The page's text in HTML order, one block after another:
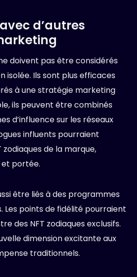
d’autres
doivent pas être considérés
isolée. Ils sont plus efficaces
à une stratégie marketing
ils peuvent être combinés
d’influence sur les réseaux
influents pourraient
zodiaques de la marque,
portée.
être liés à des programmes
Les points de fidélité pourraient
des NFT zodiaques exclusifs.
dimension excitante aux
traditionnels.